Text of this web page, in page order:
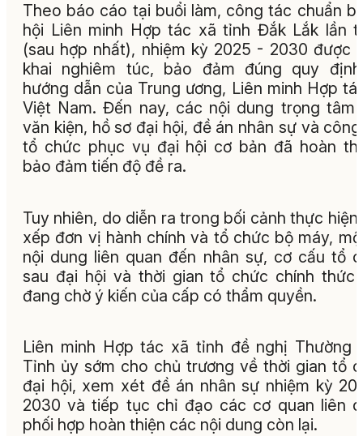
Theo báo cáo tại buổi làm, công tác chuẩn
hội Liên minh Hợp tác xã tỉnh Đắk Lắk lần
(sau hợp nhất), nhiệm kỳ 2025 - 2030 được
khai nghiêm túc, bảo đảm đúng quy
hướng dẫn của Trung ương, Liên minh Hợp
Việt Nam. Đến nay, các nội dung trọng tâm
văn kiện, hồ sơ đại hội, đề án nhân sự và
tổ chức phục vụ đại hội cơ bản đã hoàn
bảo đảm tiến độ đề ra.
Tuy nhiên, do diễn ra trong bối cảnh thực hiện
xếp đơn vị hành chính và tổ chức bộ máy,
nội dung liên quan đến nhân sự, cơ cấu tổ
sau đại hội và thời gian tổ chức chính thức
đang chờ ý kiến của cấp có thẩm quyền.
Liên minh Hợp tác xã tỉnh đề nghị Thường
Tỉnh ủy sớm cho chủ trương về thời gian tổ
đại hội, xem xét đề án nhân sự nhiệm kỳ
2030 và tiếp tục chỉ đạo các cơ quan liên
phối hợp hoàn thiện các nội dung còn lại.